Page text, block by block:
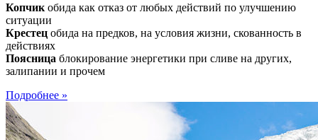
Копчик обида как отказ от любых действий по улучшению
ситуации
Крестец обида на предков, на условия жизни, скованность в
действиях
Поясница блокирование энергетики при сливе на других,
залипании и прочем
Подробнее »